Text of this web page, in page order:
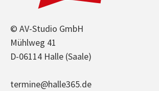
© AV-Studio GmbH
Mühlweg 41
D-06114 Halle (Saale)
termine@halle365.de